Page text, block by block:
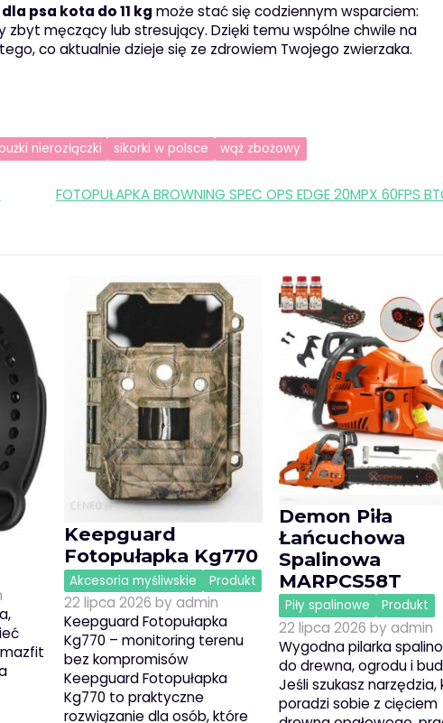
psa kota do 11 kg może stać się codziennym wsparciem:
męczący lub stresujący. Dzięki temu wspólne chwile na
co aktualnie dzieje się ze zdrowiem Twojego zwierzaka.
nierozłączki sikorki w polsce wąż zbożowy
FOTOPUŁAPKA BROWNING SPEC OPS EDGE 20MPX 60FPS
Keepguard
Fotopułapka Kg770
Akcesoria myśliwskie Produkt
22 lipca 2026 byadmin
Keepguard Fotopułapka
Kg770 – monitoring terenu
bez kompromisów
Keepguard Fotopułapka
Kg770 to praktyczne
rozwiązanie dla osób, które
Demon Piła
Łańcuchowa
Spalinowa
MARPCS58T
Piły spalinowe Produkt
22 lipca 2026 byadmin
Wygodna pilarka
do drewna, ogrodu i
Jeśli szukasz narzędzia,
poradzi sobie z cięciem